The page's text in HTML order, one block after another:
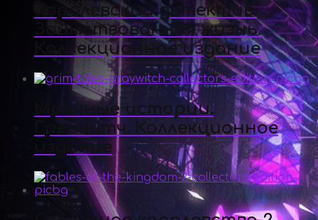
Королевский детектив.
Заимствованная жизнь.
Коллекционное издание
Мрачные истории.
Грейвитч. Коллекционное
издание